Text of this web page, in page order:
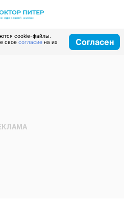
cookie-файлы.
свое согласие на их
Согласен